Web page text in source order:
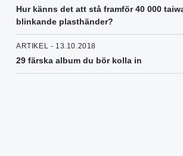
Hur känns det att stå framför 40 000
blinkande plasthänder?
ARTIKEL - 13.10.2018
29 färska album du bör kolla in